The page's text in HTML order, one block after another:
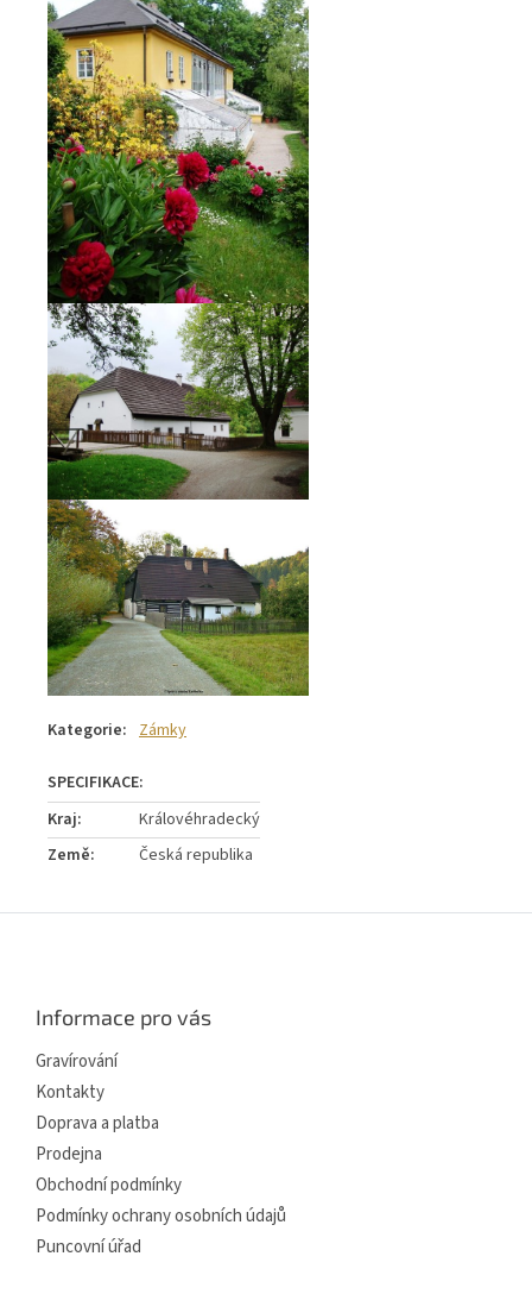
Kategorie: Zámky
Kraj:
Královéhradecký
Země: Česká republika
Informace pro vás
Gravírování
Kontakty
Doprava a platba
Prodejna
Obchodní podmínky
Podmínky ochrany osobních údajů
Puncovní úřad